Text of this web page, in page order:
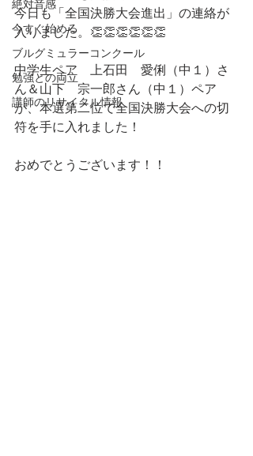
絶対音感
今すぐ始める
ブルグミュラーコンクール
勉強との両立
講師のリサイタル情報
今日も「全国決勝大会進出」の連絡が
入りました。👏👏👏👏👏👏
中学生ペア　上石田　愛俐（中１）さ
ん＆山下　宗一郎さん（中１）ペア
が、本選第二位で全国決勝大会への切
符を手に入れました！
おめでとうございます！！